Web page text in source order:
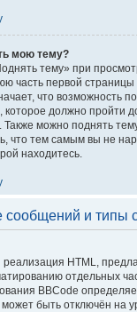
мою тему?
тему» при
часть первой
что возможность
должно пройти
можно поднять
что тем самым вы не
находитесь.
сообщений и типы
реализация HTML,
отдельных
BBCode
быть отключён на